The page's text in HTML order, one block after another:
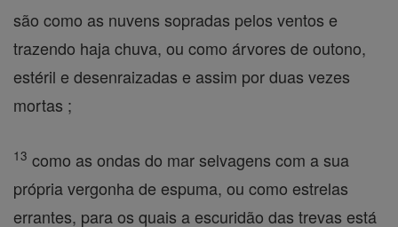
são como as nuvens sopradas pelos ventos e
trazendo haja chuva, ou como árvores de outono,
estéril e desenraizadas e assim por duas vezes
mortas ;
13 como as ondas do mar selvagens com a sua
própria vergonha de espuma, ou como estrelas
errantes, para os quais a escuridão das trevas está